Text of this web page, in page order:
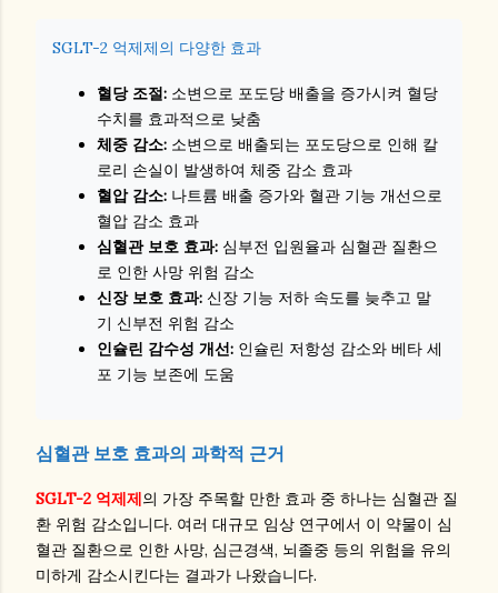
SGLT-2 억제제의 다양한 효과
혈당 조절: 소변으로 포도당 배출을 증가시켜 혈당
수치를 효과적으로 낮춤
체중 감소: 소변으로 배출되는 포도당으로 인해 칼
로리 손실이 발생하여 체중 감소 효과
혈압 감소: 나트륨 배출 증가와 혈관 기능 개선으로
혈압 감소 효과
심혈관 보호 효과: 심부전 입원율과 심혈관 질환으
로 인한 사망 위험 감소
신장 보호 효과: 신장 기능 저하 속도를 늦추고 말
기 신부전 위험 감소
인슐린 감수성 개선: 인슐린 저항성 감소와 베타 세
포 기능 보존에 도움
심혈관 보호 효과의 과학적 근거
SGLT-2 억제제의 가장 주목할 만한 효과 중 하나는 심혈관 질
환 위험 감소입니다. 여러 대규모 임상 연구에서 이 약물이 심
혈관 질환으로 인한 사망, 심근경색, 뇌졸중 등의 위험을 유의
미하게 감소시킨다는 결과가 나왔습니다.